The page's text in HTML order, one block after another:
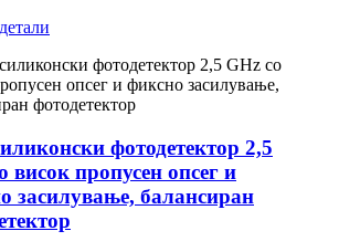
детали
фотодетектор 2,5
висок пропусен опсег и
засилување, балансиран